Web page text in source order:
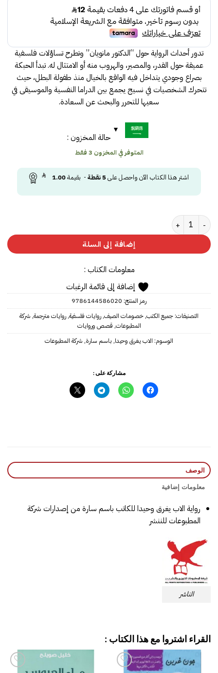
هو:
52.00.
48.00.
تدور أحداث الرواية حول “الدكتور مانويان” وتطرح تساؤلات فلسفية
عميقة حول القدر، والمصير، والهروب منه أو الامتثال له. تبدأ الحبكة
بصراع وجودي يتداخل فيه الواقع بالخيال منذ طفولة البطل، حيث
تتحرك الشخصيات في نسيج يجمع بين الدراما النفسية والموسيقى في
سعيها للتحرر والبحث عن السعادة.
حالة المخزون :
المتوفر في المخزون 3 فقط
اشتر هذا الكتاب الآن واحصل على 5نقطة- بقيمة1.00
كمية الاب يغرق وحيدا
إضافة إلى السلة
معلومات الكتاب :
إضافة إلى قائمة الرغبات
رمز المنتج: 9786144586020
التصنيفات: جميع الكتب,خصومات الصيف,روايات فلسفية,روايات مترجمة, شركة
المطبوعات, قصص وروايات
الوسوم: الاب يغرق وحيدا, باسم سارة, شركة المطبوعات
مشاركة على :
الوصف
معلومات إضافية
رواية الاب يغرق وحيدا للكاتب باسم سارة من إصدارات شركة
المطبوعات للننشر
الناشر
القراء اشتروا مع هذا الكتاب :